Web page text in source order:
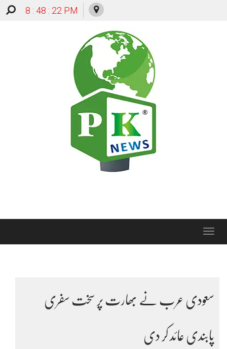
8 : 48 : 23 PM
Toggle
سعودی عرب نے بھارت پر سخت سفری
پابندی عائد کر دی